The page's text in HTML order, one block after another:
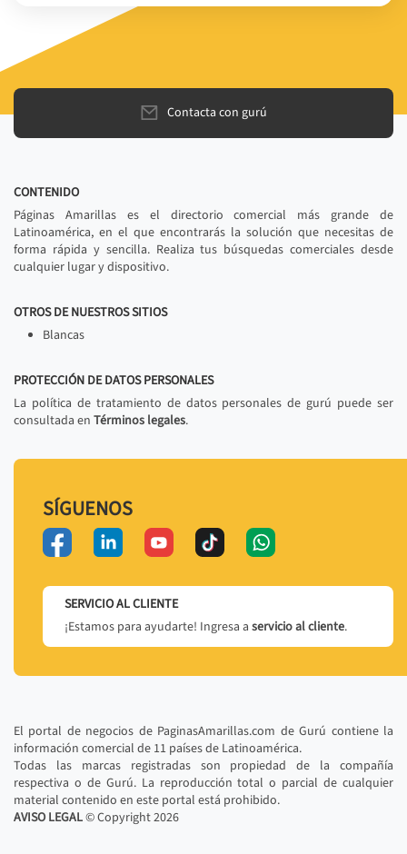
Contacta con gurú
CONTENIDO
Páginas Amarillas es el directorio comercial más grande de
Latinoamérica, en el que encontrarás la solución que necesitas de
forma rápida y sencilla. Realiza tus búsquedas comerciales desde
cualquier lugar y dispositivo.
OTROS DE NUESTROS SITIOS
Blancas
PROTECCIÓN DE DATOS PERSONALES
La política de tratamiento de datos personales de gurú puede ser
consultada en Términos legales.
SÍGUENOS
SERVICIO AL CLIENTE
¡Estamos para ayudarte! Ingresa a servicio al cliente.
El portal de negocios de PaginasAmarillas.com de Gurú contiene la
información comercial de 11 países de Latinoamérica.
Todas las marcas registradas son propiedad de la compañía
respectiva o de Gurú. La reproducción total o parcial de cualquier
material contenido en este portal está prohibido.
AVISO LEGAL© Copyright2026